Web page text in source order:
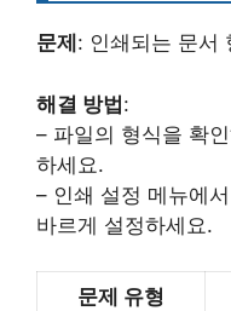
문제 : 인쇄되는 문서
해결 방법:
– 파일의 형식을 확
하세요.
– 인쇄 설정 메뉴에서
바르게 설정하세요.
문제 유형